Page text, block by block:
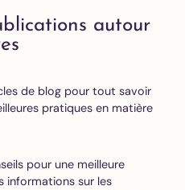
autour
de blog pour tout savoir
pratiques en matière
pour une meilleure
informations sur les